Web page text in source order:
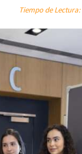
Tiempo de Lectura: